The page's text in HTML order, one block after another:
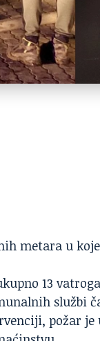
metara u
13
službi
požar je